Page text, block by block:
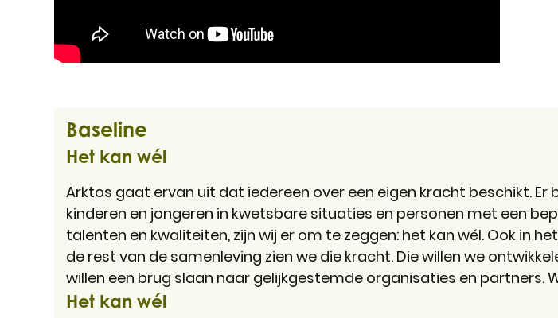
Baseline
Het kan wél
Arktos gaat ervan uit dat iedereen over een eigen kracht beschikt. Er
kinderen en jongeren in kwetsbare situaties en personen met een
talenten en kwaliteiten, zijn wij er om te zeggen: het kan wél. Ook in
de rest van de samenleving zien we die kracht. Die willen we
willen een brug slaan naar gelijkgestemde organisaties en partners.
Het kan wél